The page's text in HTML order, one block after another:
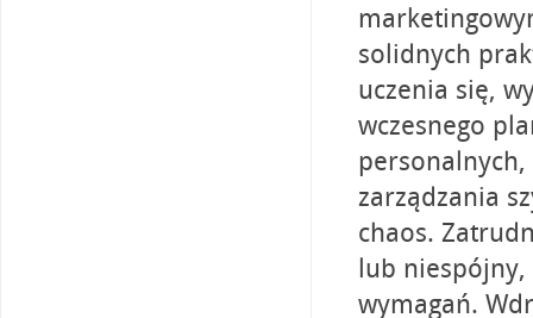
solidnych
uczenia się,
wczesnego
zarządzania
chaos.
lub niespójny,
wymagań.